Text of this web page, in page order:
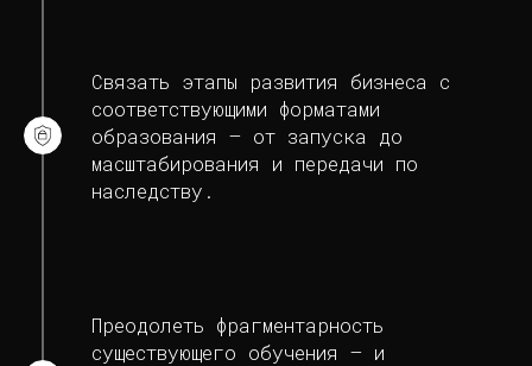
Связать этапы развития бизнеса с
соответствующими форматами
образования — от запуска до
масштабирования и передачи по
наследству.
Преодолеть фрагментарность
существующего обучения — и